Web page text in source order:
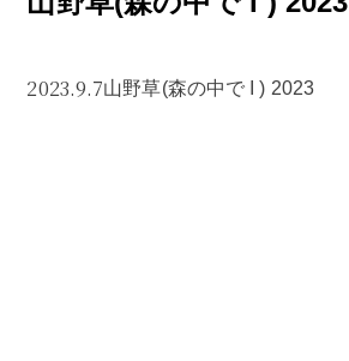
2023.9.7山野草(森の中で I ) 2023